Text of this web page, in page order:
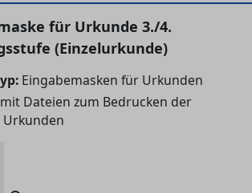
für Urkunde 3./4.
(Einzelurkunde)
Eingabemasken für Urkunden
Dateien zum Bedrucken der